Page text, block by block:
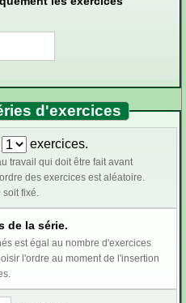
d'exercices
exercices.
travail qui doit être fait avant
des exercices est aléatoire.
soit fixé.
de la série.
est égal au nombre d'exercices